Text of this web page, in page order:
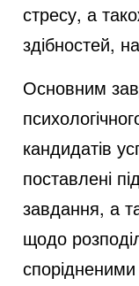
стресу, а
здібностей,
Основним
кандидатів
поставлені
завдання, а
щодо